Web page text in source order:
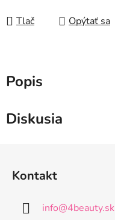
Tlač Opýtať sa
Popis
Diskusia
Kontakt
info@4beauty.sk